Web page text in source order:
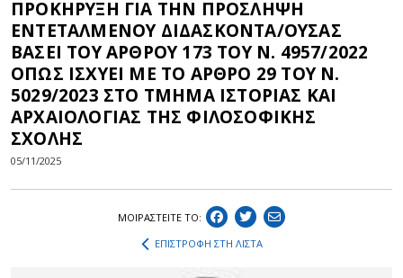
ΠΡΟΚΗΡΥΞΗ ΓΙΑ ΤΗΝ ΠΡΟΣΛΗΨΗ
ΕΝΤΕΤΑΛΜΕΝΟΥ ΔΙΔΑΣΚΟΝΤΑ/ΟΥΣΑΣ
ΒΑΣΕΙ ΤΟΥ ΑΡΘΡΟΥ 173 ΤΟΥ Ν. 4957/2022
ΟΠΩΣ ΙΣΧΥΕΙ ΜΕ ΤΟ ΑΡΘΡΟ 29 ΤΟΥ Ν.
5029/2023 ΣΤΟ ΤΜΗΜΑ ΙΣΤΟΡΙΑΣ ΚΑΙ
ΑΡΧΑΙΟΛΟΓΙΑΣ ΤΗΣ ΦΙΛΟΣΟΦΙΚΗΣ
ΣΧΟΛΗΣ
05/11/2025
ΜΟΙΡΑΣΤEIΤΕ ΤΟ:
ΕΠΙΣΤΡΟΦΗ ΣΤΗ ΛΙΣΤΑ